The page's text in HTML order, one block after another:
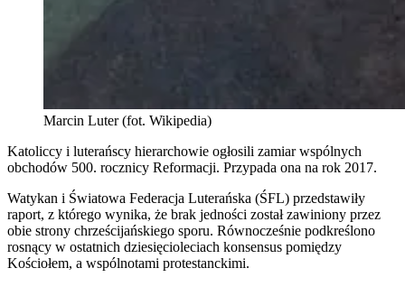
Marcin Luter (fot. Wikipedia)
Katoliccy i luterańscy hierarchowie ogłosili zamiar wspólnych
obchodów 500. rocznicy Reformacji. Przypada ona na rok 2017.
Watykan i Światowa Federacja Luterańska (ŚFL) przedstawiły
raport, z którego wynika, że brak jedności został zawiniony przez
obie strony chrześcijańskiego sporu. Równocześnie podkreślono
rosnący w ostatnich dziesięcioleciach konsensus pomiędzy
Kościołem, a wspólnotami protestanckimi.